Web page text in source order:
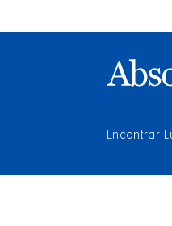
Encontrar